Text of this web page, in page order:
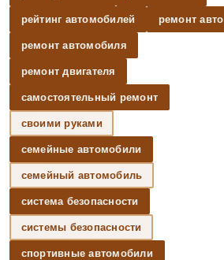
рейтинг автомобилей ремонт авто
ремонт автомобиля
ремонт двигателя
самостоятельный ремонт
своими руками
семейные автомобили
семейный автомобиль
система безопасности
системы безопасности
спортивные автомобили